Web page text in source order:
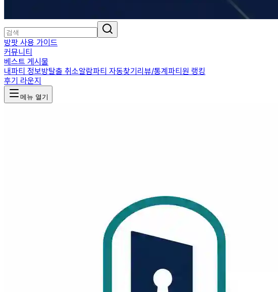
방팟 사용 가이드
커뮤니티
베스트 게시물
내파티 정보방탈출 취소알람파티 자동찾기리뷰/통계파티원 랭킹
후기 라운지
메뉴 열기